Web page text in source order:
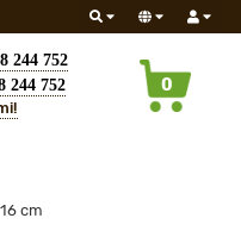
244 752
244 752
0
cm